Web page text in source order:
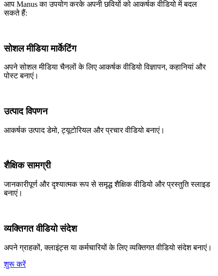
आप Manus का उपयोग करके अपनी छवियों को आकर्षक वीडियो में बदल
सकते हैं:
सोशल मीडिया मार्केटिंग
अपने सोशल मीडिया चैनलों के लिए आकर्षक वीडियो विज्ञापन, कहानियां और
पोस्ट बनाएं।
उत्पाद विपणन
आकर्षक उत्पाद डेमो, ट्यूटोरियल और प्रचार वीडियो बनाएं।
शैक्षिक सामग्री
जानकारीपूर्ण और दृश्यात्मक रूप से समृद्ध शैक्षिक वीडियो और प्रस्तुति स्लाइड
बनाएं।
व्यक्तिगत वीडियो संदेश
अपने ग्राहकों, क्लाइंट्स या कर्मचारियों के लिए व्यक्तिगत वीडियो संदेश बनाएं।
शुरू करें